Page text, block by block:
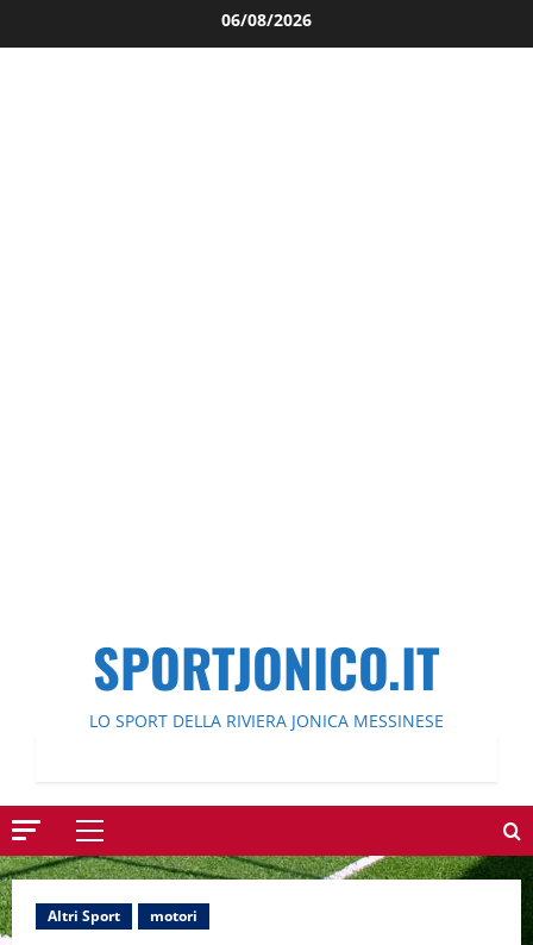
al
06/08/2026
SPORTJONICO.IT
LO SPORT DELLA RIVIERA JONICA MESSINESE
Menu
principale
Altri Sport motori